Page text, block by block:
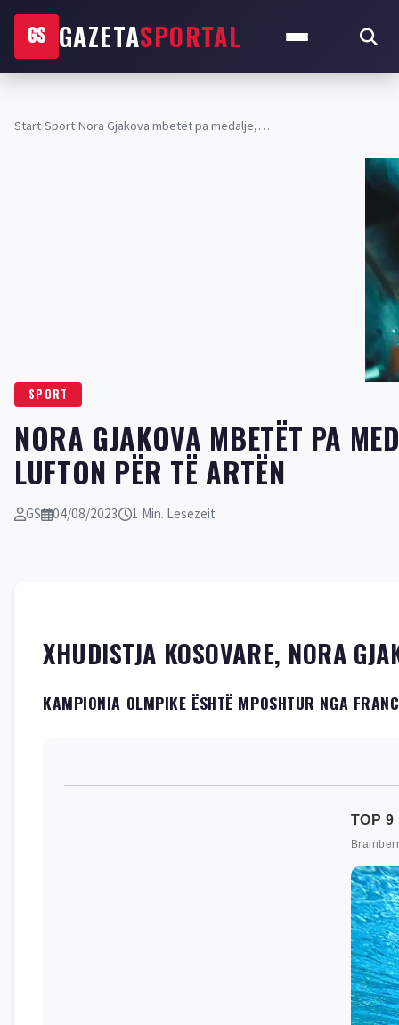
GS GAZETASPORTAL
Start›Sport›Nora Gjakova mbetët pa medalje,…
SPORT
NORA GJAKOVA MBETËT PA
LUFTON PËR TË ARTËN
GS 04/08/2023 1 Min. Lesezeit
XHUDISTJA KOSOVARE, NORA
KAMPIONIA OLMPIKE ËSHTË MPOSHTUR NGA